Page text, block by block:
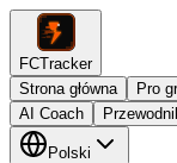
FCTracker
Strona główna
Pro
AI Coach
Polski